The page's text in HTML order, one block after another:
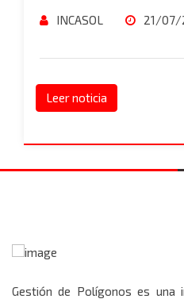
INCASOL 21/07/
Leer noticia
Gestión de Polígonos es una